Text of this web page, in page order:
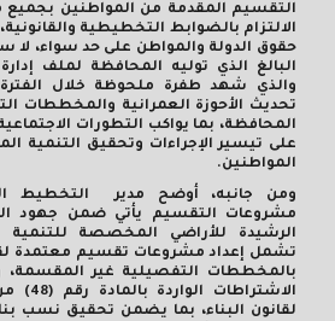
التقسيم المقدمة من المواطنين بجميع
الالتزام بالضوابط التخطيطية
حقوق الدولة والمواطن على حد سواء، لا
البالغ الذي توليه المحافظة لملف إدارة
والذي شهد طفرة ملحوظة خلال
تحديث الأحوزة العمرانية والمخططات
المحافظة، بما يواكب التطورات
على تيسير الإجراءات وتحقيق التنمية
المواطنين.
ومن جانبه، أوضح مدير التخطيط
مشروعات التقسيم يأتي ضمن جهود
الرشيدة للأراضي المخصصة للتنمية
تشمل إعداد مشروعات تقسيم معتمدة
بالمخططات التفصيلية غير المقسمة،
لقانون البناء، بما يضمن تحقيق نسب